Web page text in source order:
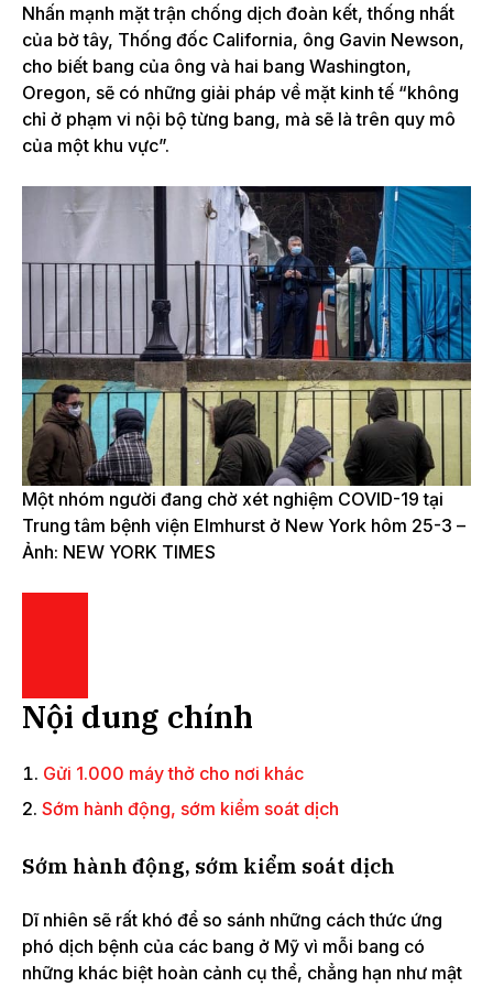
Nhấn mạnh mặt trận chống dịch đoàn kết, thống nhất
của bờ tây, Thống đốc California, ông Gavin Newson,
cho biết bang của ông và hai bang Washington,
Oregon, sẽ có những giải pháp về mặt kinh tế “không
chỉ ở phạm vi nội bộ từng bang, mà sẽ là trên quy mô
của một khu vực”.
Một nhóm người đang chờ xét nghiệm COVID-19 tại
Trung tâm bệnh viện Elmhurst ở New York hôm 25-3 –
Ảnh: NEW YORK TIMES
Nội dung chính
Gửi 1.000 máy thở cho nơi khác
Sớm hành động, sớm kiểm soát dịch
Sớm hành động, sớm kiểm soát dịch
Dĩ nhiên sẽ rất khó để so sánh những cách thức ứng
phó dịch bệnh của các bang ở Mỹ vì mỗi bang có
những khác biệt hoàn cảnh cụ thể, chẳng hạn như mật